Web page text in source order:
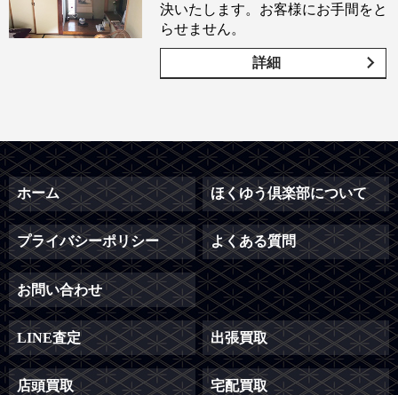
決いたします。お客様にお手間をと
らせません。
詳細
ホーム ほくゆう倶楽部について
プライバシーポリシー よくある質問
お問い合わせ
LINE査定 出張買取
店頭買取 宅配買取